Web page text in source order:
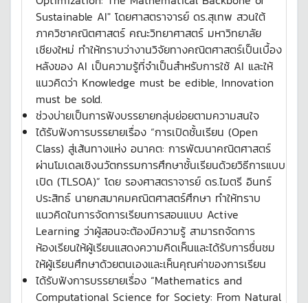
Sustainable AI" โดยศาสตราจารย์ ดร.สุเทพ สวนใต้
ภาควิชาคณิตศาสตร์ คณะวิทยาศาสตร์ มหาวิทยาลัย
เชียงใหม่ ทำให้ทราบว่างานวิจัยทางคณิตศาสตร์เป็นเบื้อง
หลังของ AI เป็นความรู้ที่จำเป็นสำหรับการใช้ AI และให้
แนวคิดว่า Knowledge must be edible, Innovation
must be sold.
ช่วงบ่ายเป็นการฟังบรรยายกลุ่มย่อยตามความสนใจ
ได้รับฟังการบรรยายเรื่อง “การเปิดชั้นเรียน (Open
Class) สู่เส้นทางแห่ง อนาคต: การพัฒนาคณิตศาสตร์
ผ่านโมเดลเชิงนวัตกรรมการศึกษาชั้นเรียนด้วยวิธีการแบบ
เปิด (TLSOA)” โดย รองศาสตราจารย์ ดร.ไมตรี อินทร์
ประสิทธ์ นายกสมาคมคณิตศาสตร์ศึกษา ทำให้ทราบ
แนวคิดในการจัดการเรียนการสอนแบบ Active
Learning ว่าผู้สอนจะต้องมีความรู้ สามารถจัดการ
ห้องเรียนให้ผู้เรียนแสดงความคิดเห็นและได้รับการชื่นชม
ให้ผู้เรียนศึกษาด้วยตนเองและเห็นคุณค่าของการเรียน
ได้รับฟังการบรรยายเรื่อง “Mathematics and
Computational Science for Society: From Natural